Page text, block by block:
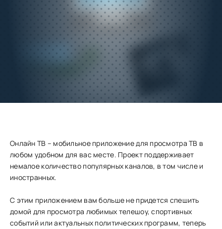
Запросить обновление
Онлайн ТВ – мобильное приложение для просмотра ТВ в
любом удобном для вас месте. Проект поддерживает
немалое количество популярных каналов, в том числе и
иностранных.
С этим приложением вам больше не придется спешить
домой для просмотра любимых телешоу, спортивных
событий или актуальных политических программ, теперь